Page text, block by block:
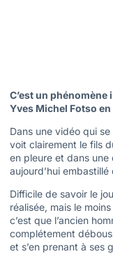
C’est un
Yves Michel Fotso
Dans une vidéo qui
voit clairement le fils
en pleure et dans une
aujourd’hui
Difficile de savoir le
réalisée, mais le
c’est que l’ancien
complétement
et s’en prenant à ses